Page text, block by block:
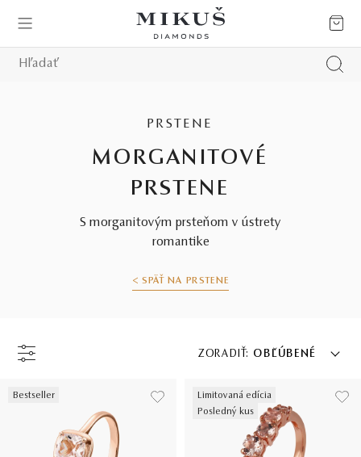
PRSTENE
MORGANITOVÉ
PRSTENE
S morganitovým prsteňom v ústrety
romantike
< SPÄŤ NA PRSTENE
ZORADIŤ: OBĽÚBENÉ
Bestseller
Limitovaná edícia
Posledný kus